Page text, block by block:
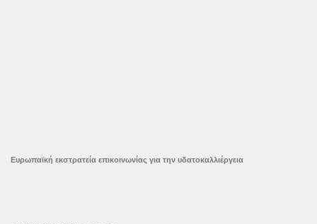
Ευρωπαϊκή εκστρατεία επικοινωνίας για την υδατοκαλλιέργεια